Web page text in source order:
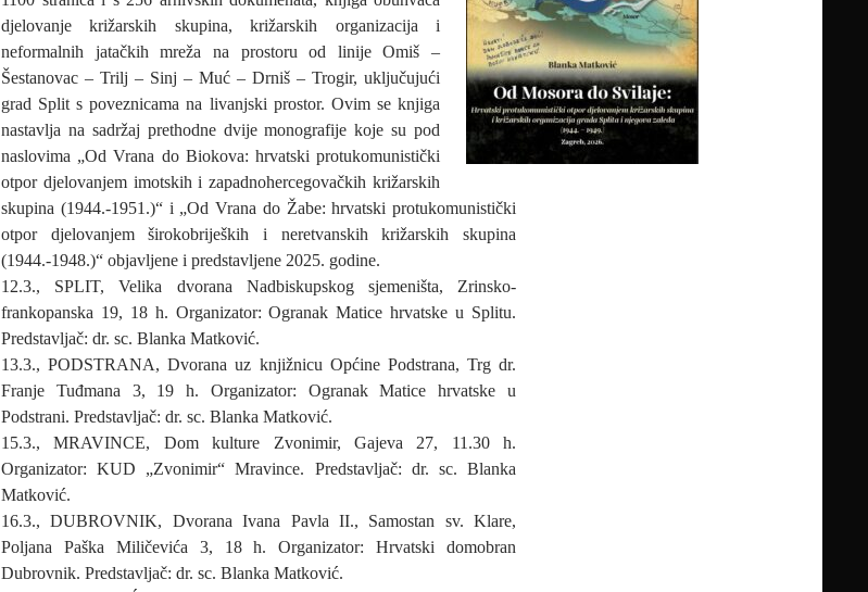
djelovanje križarskih skupina, križarskih organizacija i
neformalnih jatačkih mreža na prostoru od linije Omiš –
Šestanovac – Trilj – Sinj – Muć – Drniš – Trogir, uključujući
grad Split s poveznicama na livanjski prostor. Ovim se knjiga
nastavlja na sadržaj prethodne dvije monografije koje su pod
naslovima „Od Vrana do Biokova: hrvatski protukomunistički
otpor djelovanjem imotskih i zapadnohercegovačkih križarskih
skupina (1944.-1951.)“ i „Od Vrana do Žabe: hrvatski protukomunistički
otpor djelovanjem širokobrijeških i neretvanskih križarskih skupina
(1944.-1948.)“ objavljene i predstavljene 2025. godine.
12.3., SPLIT, Velika dvorana Nadbiskupskog sjemeništa, Zrinsko-
frankopanska 19, 18 h. Organizator: Ogranak Matice hrvatske u Splitu.
Predstavljač: dr. sc. Blanka Matković.
13.3., PODSTRANA, Dvorana uz knjižnicu Općine Podstrana, Trg dr.
Franje Tuđmana 3, 19 h. Organizator: Ogranak Matice hrvatske u
Podstrani. Predstavljač: dr. sc. Blanka Matković.
15.3., MRAVINCE, Dom kulture Zvonimir, Gajeva 27, 11.30 h.
Organizator: KUD „Zvonimir“ Mravince. Predstavljač: dr. sc. Blanka
Matković.
16.3., DUBROVNIK, Dvorana Ivana Pavla II., Samostan sv. Klare,
Poljana Paška Miličevića 3, 18 h. Organizator: Hrvatski domobran
Dubrovnik. Predstavljač: dr. sc. Blanka Matković.